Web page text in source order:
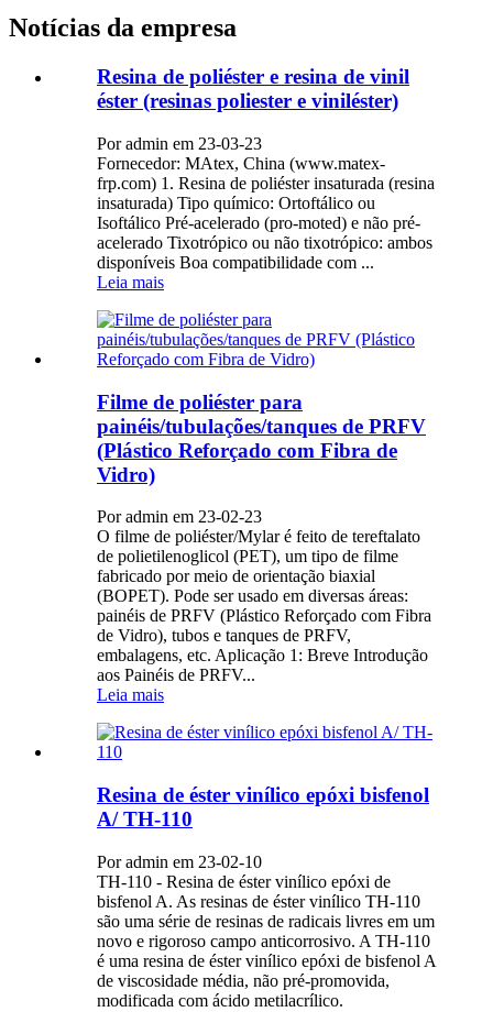
Notícias da empresa
Resina de poliéster e resina de vinil
éster (resinas poliester e viniléster)
Por admin em 23-03-23
Fornecedor: MAtex, China (www.matex-
frp.com) 1. Resina de poliéster insaturada (resina
insaturada) Tipo químico: Ortoftálico ou
Isoftálico Pré-acelerado (pro-moted) e não pré-
acelerado Tixotrópico ou não tixotrópico: ambos
disponíveis Boa compatibilidade com ...
Leia mais
Filme de poliéster para
painéis/tubulações/tanques de PRFV
(Plástico Reforçado com Fibra de
Vidro)
Por admin em 23-02-23
O filme de poliéster/Mylar é feito de tereftalato
de polietilenoglicol (PET), um tipo de filme
fabricado por meio de orientação biaxial
(BOPET). Pode ser usado em diversas áreas:
painéis de PRFV (Plástico Reforçado com Fibra
de Vidro), tubos e tanques de PRFV,
embalagens, etc. Aplicação 1: Breve Introdução
aos Painéis de PRFV...
Leia mais
Resina de éster vinílico epóxi bisfenol
A/ TH-110
Por admin em 23-02-10
TH-110 - Resina de éster vinílico epóxi de
bisfenol A. As resinas de éster vinílico TH-110
são uma série de resinas de radicais livres em um
novo e rigoroso campo anticorrosivo. A TH-110
é uma resina de éster vinílico epóxi de bisfenol A
de viscosidade média, não pré-promovida,
modificada com ácido metilacrílico.